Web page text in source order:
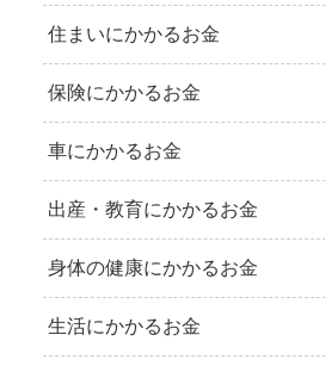
住まいにかかるお金
保険にかかるお金
車にかかるお金
出産・教育にかかるお金
身体の健康にかかるお金
生活にかかるお金